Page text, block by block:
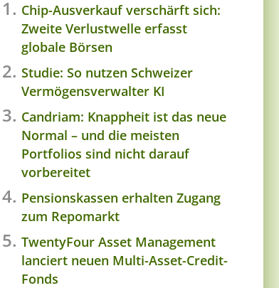
Chip-Ausverkauf verschärft sich:
Zweite Verlustwelle erfasst
globale Börsen
Studie: So nutzen Schweizer
Vermögensverwalter KI
Candriam: Knappheit ist das neue
Normal – und die meisten
Portfolios sind nicht darauf
vorbereitet
Pensionskassen erhalten Zugang
zum Repomarkt
TwentyFour Asset Management
lanciert neuen Multi-Asset-Credit-
Fonds